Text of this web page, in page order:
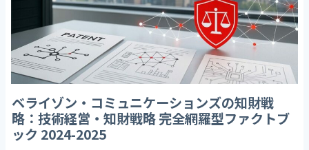
ベライゾン・コミュニケーションズの知財戦
略：技術経営・知財戦略 完全網羅型ファクトブ
ック 2024-2025